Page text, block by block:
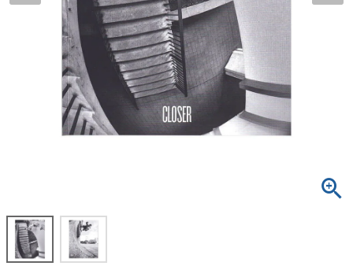
8.4inch
8.5inch
64mm
ボーンズ STF（エスティーエフ）
パウエルペラルタ DF（ドラゴンフォーミュ
ソフトウィール（クルーザー）
デッキテープ
ボルト
パーツ・その他
足回りセット（トラック・ウィールセット）
練習用アイテム（初心者におすすめ）
スケートケース・バッグ
27.5cm
シューレース・その他
パンツ
ショーツ
長袖ボタンシャツ
7分袖シャツ・ラグラン
キャップ
ソックス
INFO
スケートパーク情報
プライバシーポリシー
特定商取引法に基づく表記